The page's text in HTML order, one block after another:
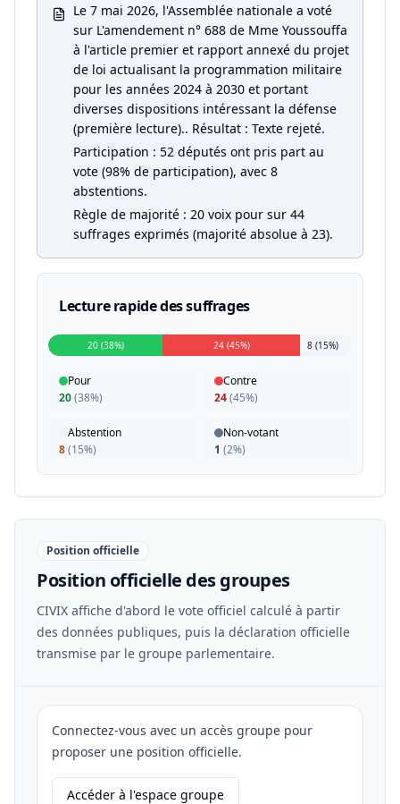
Le 7 mai 2026, l'Assemblée nationale a voté
sur L'amendement n° 688 de Mme Youssouffa
à l'article premier et rapport annexé du projet
de loi actualisant la programmation militaire
pour les années 2024 à 2030 et portant
diverses dispositions intéressant la défense
(première lecture).. Résultat : Texte rejeté.
Participation : 52 députés ont pris part au
vote (98% de participation), avec 8
abstentions.
Règle de majorité : 20 voix pour sur 44
suffrages exprimés (majorité absolue à 23).
Lecture rapide des suffrages
20 (38%) 24 (45%) 8 (15%)
Pour
20(38%)
Contre
24(45%)
Abstention
8(15%)
Non-votant
1 (2%)
Position officielle
Position officielle des groupes
CIVIX affiche d'abord le vote officiel calculé à partir
des données publiques, puis la déclaration officielle
transmise par le groupe parlementaire.
Connectez-vous avec un accès groupe pour
proposer une position officielle.
Accéder à l'espace groupe